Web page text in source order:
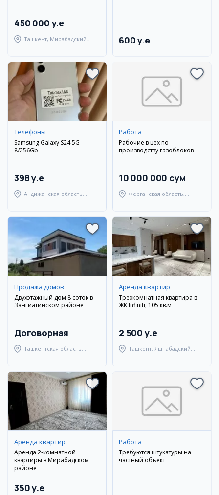
450 000 y.e
Ташкент, Мирабадский
600 y.e
Телефоны
Samsung Galaxy S24 5G
8/256Gb
398 y.e
Андижанская область,
Работа
Рабочие в цех по
производству газоблоков
10 000 000 сум
Ферганская область,
Продажа домов
Двухэтажный дом 8 соток в
Зангиатинском районе
Договорная
Ташкентская область,
Аренда квартир
Трехкомнатная квартира в
ЖК Infiniti, 105 кв.м
2 500 y.e
Ташкент, Яшнабадский
Аренда квартир
Аренда 2-комнатной
квартиры в Мирабадском
районе
350 y.e
Работа
Требуются штукатуры на
частный объект